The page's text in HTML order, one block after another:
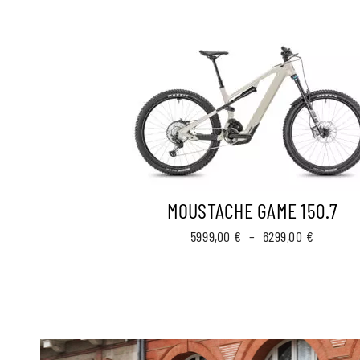
MOUSTACHE GAME 150.7
5999,00 € – 6299,00 €